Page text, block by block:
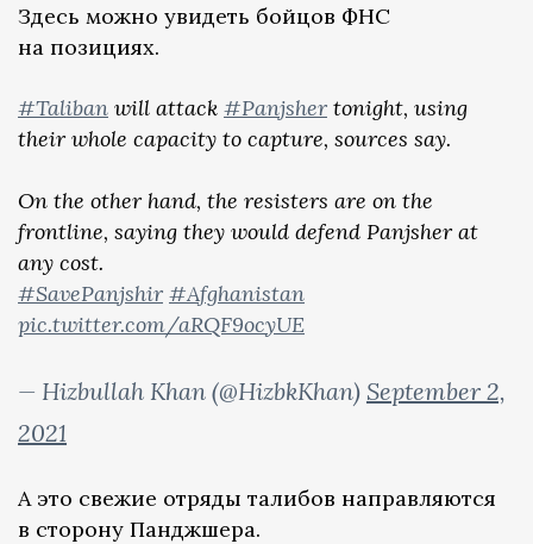
Здесь можно увидеть бойцов ФНС
на позициях.
#Taliban will attack #Panjsher tonight, using
their whole capacity to capture, sources say.
On the other hand, the resisters are on the
frontline, saying they would defend Panjsher at
any cost.
#SavePanjshir #Afghanistan
pic.twitter.com/aRQF9ocyUE
— Hizbullah Khan (@HizbkKhan) September 2,
2021
А это свежие отряды талибов направляются
в сторону Панджшера.